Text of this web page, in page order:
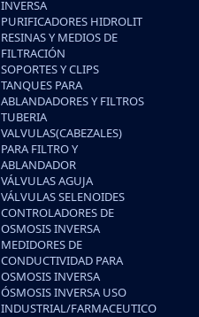
INVERSA
PURIFICADORES HIDROLIT
RESINAS Y MEDIOS DE
FILTRACIÓN
SOPORTES Y CLIPS
TANQUES PARA
ABLANDADORES Y FILTROS
TUBERIA
VALVULAS(CABEZALES)
PARA FILTRO Y
ABLANDADOR
VÁLVULAS AGUJA
VÁLVULAS SELENOIDES
CONTROLADORES DE
OSMOSIS INVERSA
MEDIDORES DE
CONDUCTIVIDAD PARA
OSMOSIS INVERSA
ÓSMOSIS INVERSA USO
INDUSTRIAL/FARMACEUTICO